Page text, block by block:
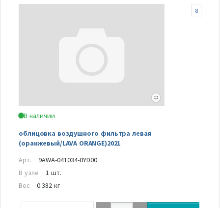
В наличии
облицовка воздушного фильтра левая
(оранжевый/LAVA ORANGE)2021
8
Арт.
9AWA-041034-0YD00
В узле
1 шт.
Вес
0.382 кг